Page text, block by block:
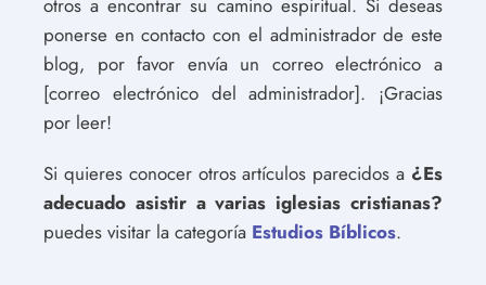
ponerse en contacto con el administrador de este
blog, por favor envía un correo electrónico a
[correo electrónico del administrador]. ¡Gracias
por leer!
Si quieres conocer otros artículos parecidos a ¿Es
adecuado asistir a varias iglesias cristianas?
puedes visitar la categoría Estudios Bíblicos.